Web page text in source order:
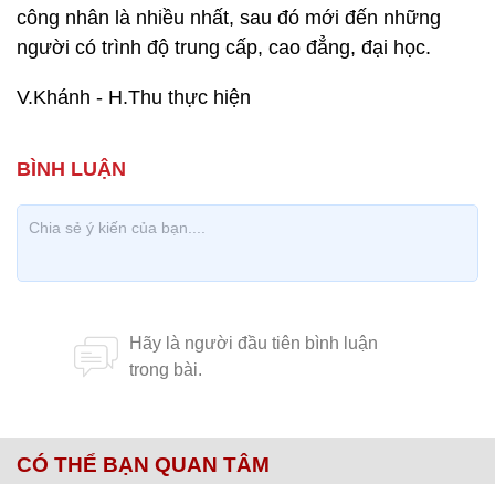
công nhân là nhiều nhất, sau đó mới đến những
người có trình độ trung cấp, cao đẳng, đại học.
V.Khánh - H.Thu thực hiện
CÓ THỂ BẠN QUAN TÂM